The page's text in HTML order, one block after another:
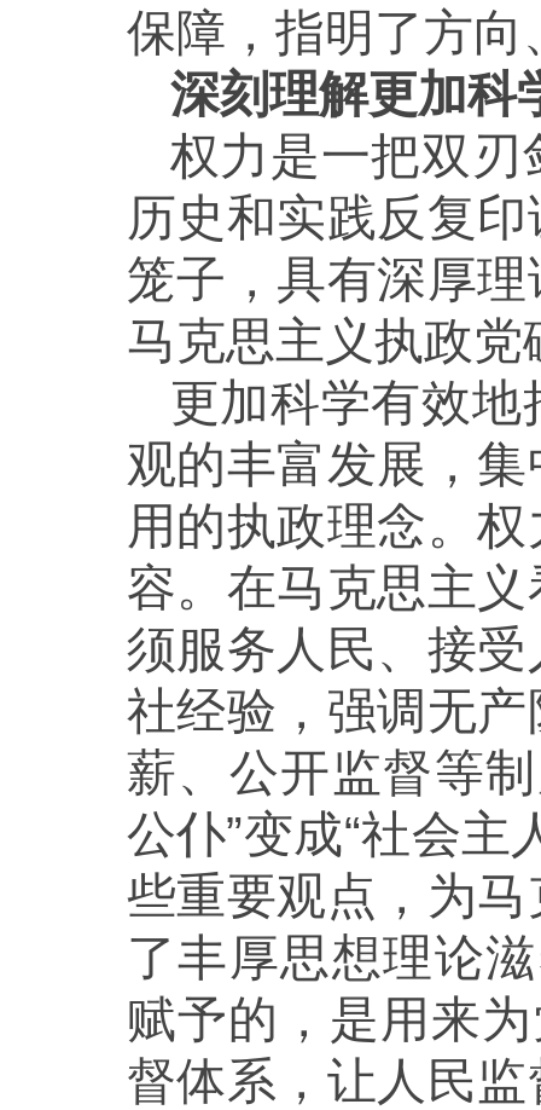
保障，指明了方
深刻理解更加科
权力是一把双
历史和实践反复
笼子，具有深厚
马克思主义执政
更加科学有效
观的丰富发展，
用的执政理念。
容。在马克思主
须服务人民、接
社经验，强调无
薪、公开监督等
公仆”变成“社会
些重要观点，为
了丰厚思想理论
赋予的，是用来
督体系，让人民